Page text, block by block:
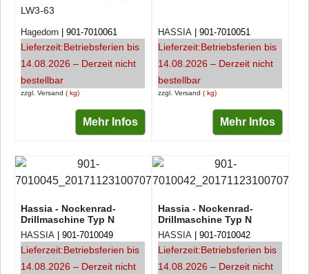
LW3-63
zzgl. Versand kg
Hagedorn 901-7010061
Lieferzeit:Betriebsferien bis
14.08.2026 – Derzeit nicht
bestellbar
Mehr Infos
zzgl. Versand kg
HASSIA 901-7010051
Lieferzeit:Betriebsferien bis
14.08.2026 – Derzeit nicht
bestellbar
Mehr Infos
Hassia - Nockenrad-
Drillmaschine Typ N
HASSIA 901-7010049
Lieferzeit:Betriebsferien bis
14.08.2026 – Derzeit nicht
Hassia - Nockenrad-
Drillmaschine Typ N
HASSIA 901-7010042
Lieferzeit:Betriebsferien bis
14.08.2026 – Derzeit nicht